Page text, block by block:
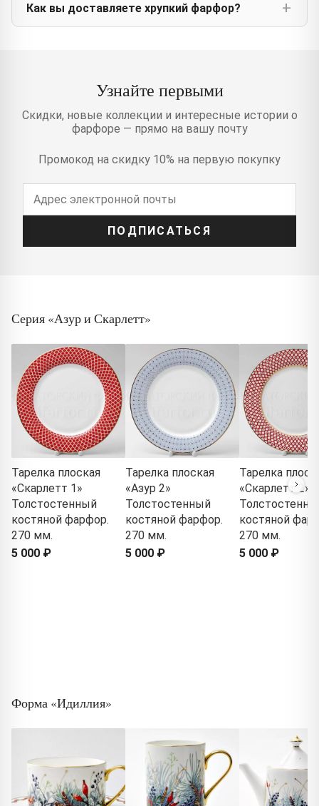
Как вы доставляете хрупкий фарфор?
Узнайте первыми
Скидки, новые коллекции и интересные истории о
фарфоре — прямо на вашу почту
Промокод на скидку 10% на первую покупку
ПОДПИСАТЬСЯ
Серия «Азур и Скарлетт»
Тарелка плоская
«Скарлетт 1»
Толстостенный
костяной фарфор.
270 мм.
5 000 ₽
Тарелка плоская
«Азур 2»
Толстостенный
костяной фарфор.
270 мм.
5 000 ₽
Тарелка
«Скарлетт 2»
костяной
270 мм.
5 000 ₽
Форма «Идиллия»